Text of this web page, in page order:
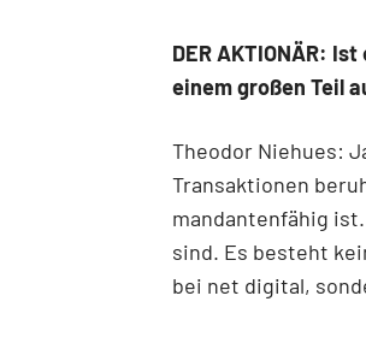
DER AKTIONÄR:
einem großen Teil
Theodor Niehues:
Transaktionen
mandantenfähig
sind. Es besteht
bei net digital,